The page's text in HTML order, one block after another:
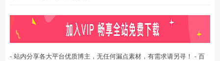
- 站内分享各大平台优质博主，无任何漏点素材，有需求请另寻！ - 百